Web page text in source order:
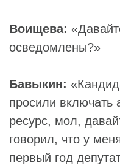
Воищева:
осведомлены?»
Бавыкин:
просили включать
ресурс, мол,
говорил, что у
первый год